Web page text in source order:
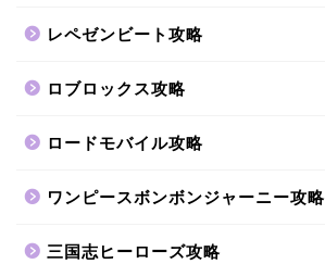
レペゼンビート攻略
ロブロックス攻略
ロードモバイル攻略
ワンピースボンボンジャーニー攻略
三国志ヒーローズ攻略